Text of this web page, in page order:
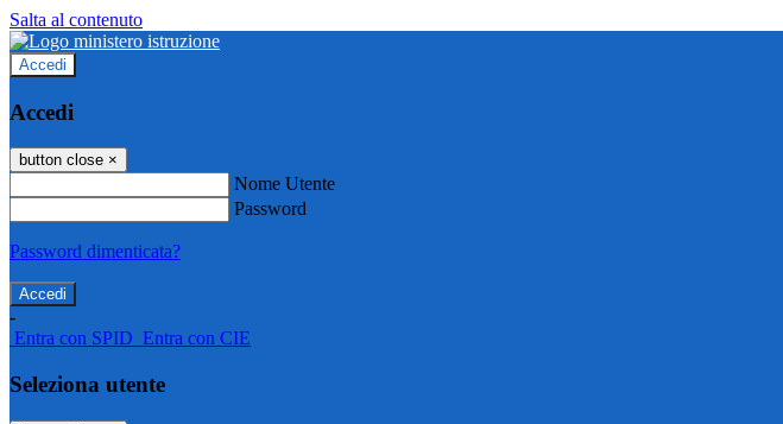
Salta al contenuto
Accedi
Accedi
button close ×
Nome Utente
Password
Password dimenticata?
-
Entra con SPID Entra con CIE
Seleziona utente